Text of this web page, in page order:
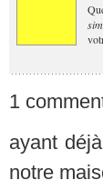
1
ayant
notre